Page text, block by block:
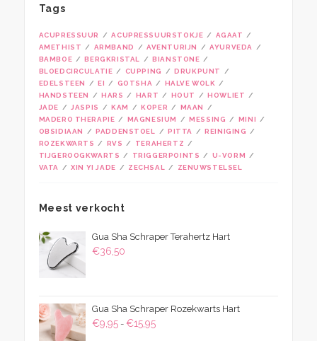
Tags
ACUPRESSUUR ACUPRESSUURSTOKJE
AGAAT
AMETHIST
ARMBAND AVENTURIJN
AYURVEDA
BAMBOE
BERGKRISTAL
BIANSTONE
BLOEDCIRCULATIE
CUPPING
DRUKPUNT
EDELSTEEN
EI GOTSHA
HALVE WOLK
HANDSTEEN
HARS HART HOUT
HOWLIET
JADE
JASPIS KAM KOPER
MAAN
MADERO THERAPIE
MAGNESIUM MESSING
MINI
OBSIDIAAN
PADDENSTOEL PITTA
REINIGING
ROZEKWARTS
RVS
TERAHERTZ
TIJGEROOGKWARTS
TRIGGERPOINTS
U-VORM
VATA
XIN YI JADE ZECHSAL ZENUWSTELSEL
Meest verkocht
Gua Sha Schraper Terahertz Hart
€36,50
Gua Sha Schraper Rozekwarts Hart
€9,95 - €15,95Prijsklasse: